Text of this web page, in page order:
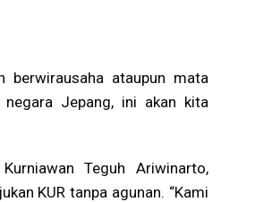
berwirausaha ataupun mata
Jepang, ini akan kita
Teguh Ariwinarto,
KUR tanpa agunan. “Kami